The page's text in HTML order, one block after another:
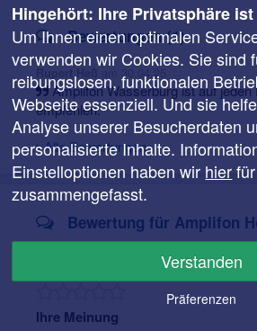
Bewertungen (1)
Rupert Heß am 30.04.25
Amplifon Wasserburg ist auf jeden
empfehlen.
Alle Bewertungen
Bewertung für Amplifon
Ihre Meinung
Hingehört: Ihre Privatsphäre
Um Ihnen einen optimalen
verwenden wir Cookies. Sie sind
reibungslosen, funktionalen
Webseite essenziell. Und sie
Analyse unserer Besucherdaten
personalisierte Inhalte.
Einstelloptionen haben wir hier
zusammengefasst.
Verstanden
Präferenzen